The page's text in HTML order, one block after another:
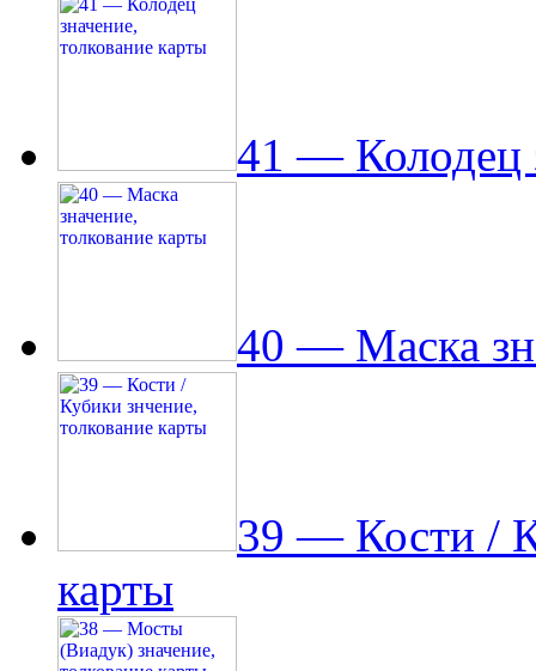
41 — Колодец
40 — Маска
39 — Кости /
карты